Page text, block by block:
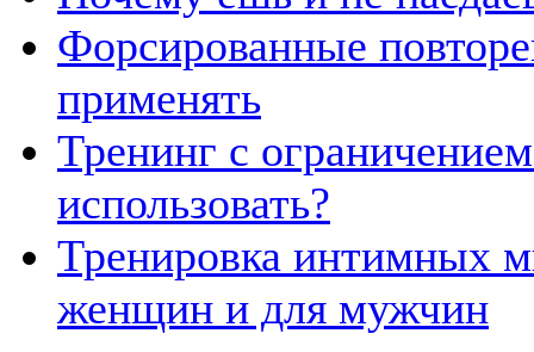
Форсированные
применять
Тренинг с
использовать?
Тренировка интимных
женщин и для мужчин